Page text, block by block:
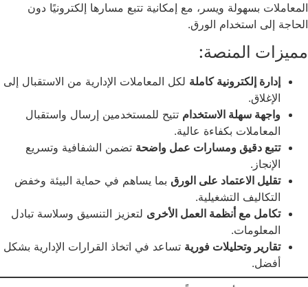
المعاملات بسهولة ويسر، مع إمكانية تتبع مسارها إلكترونيًا دون
الحاجة إلى استخدام الورق.
مميزات المنصة:
إدارة إلكترونية كاملة لكل المعاملات الإدارية من الاستقبال إلى
الإغلاق.
واجهة سهلة الاستخدام تتيح للمستخدمين إرسال واستقبال
المعاملات بكفاءة عالية.
تتبع دقيق ومسارات عمل واضحة تضمن الشفافية وتسريع
الإنجاز.
تقليل الاعتماد على الورق بما يساهم في حماية البيئة وخفض
التكاليف التشغيلية.
تكامل مع أنظمة العمل الأخرى لتعزيز التنسيق وسلاسة تبادل
المعلومات.
تقارير وتحليلات فورية تساعد في اتخاذ القرارات الإدارية بشكل
أفضل.